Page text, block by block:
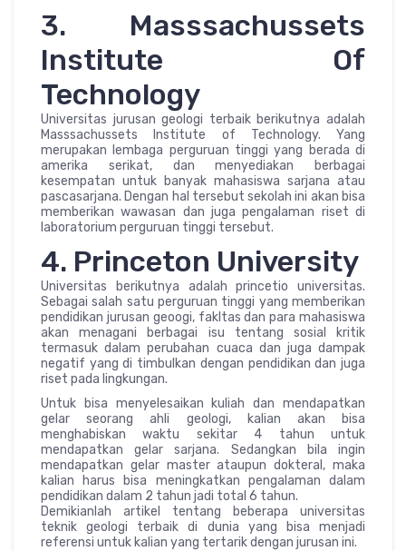
3. Masssachussets
Institute Of
Technology
Universitas jurusan geologi terbaik berikutnya adalah
Masssachussets Institute of Technology. Yang
merupakan lembaga perguruan tinggi yang berada di
amerika serikat, dan menyediakan berbagai
kesempatan untuk banyak mahasiswa sarjana atau
pascasarjana. Dengan hal tersebut sekolah ini akan bisa
memberikan wawasan dan juga pengalaman riset di
laboratorium perguruan tinggi tersebut.
4. Princeton University
Universitas berikutnya adalah princetio universitas.
Sebagai salah satu perguruan tinggi yang memberikan
pendidikan jurusan geoogi, fakltas dan para mahasiswa
akan menagani berbagai isu tentang sosial kritik
termasuk dalam perubahan cuaca dan juga dampak
negatif yang di timbulkan dengan pendidikan dan juga
riset pada lingkungan.
Untuk bisa menyelesaikan kuliah dan mendapatkan
gelar seorang ahli geologi, kalian akan bisa
menghabiskan waktu sekitar 4 tahun untuk
mendapatkan gelar sarjana. Sedangkan bila ingin
mendapatkan gelar master ataupun dokteral, maka
kalian harus bisa meningkatkan pengalaman dalam
pendidikan dalam 2 tahun jadi total 6 tahun.
Demikianlah artikel tentang beberapa universitas
teknik geologi terbaik di dunia yang bisa menjadi
referensi untuk kalian yang tertarik dengan jurusan ini.